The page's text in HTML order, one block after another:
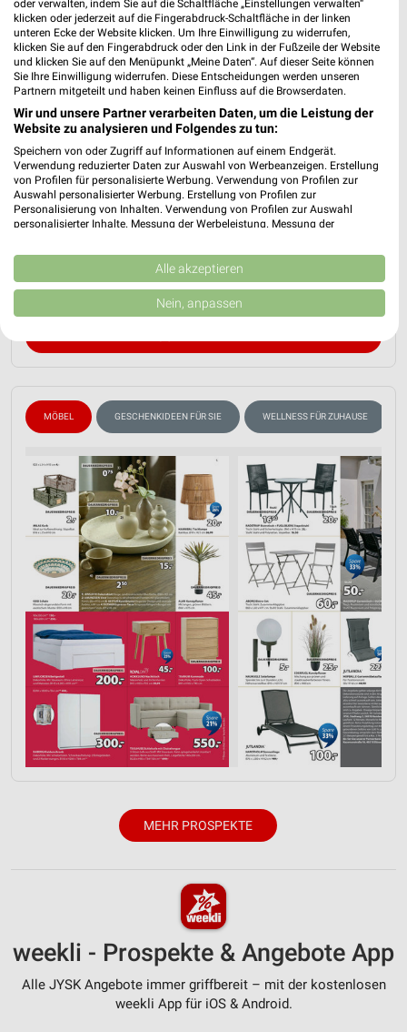
JYSK Prospekt für Duisburg ab So. den
12.07.
Spare bis zu 70%
Gültig von 12. Jul. bis 15. Aug.
📅 Kalendereintrag erstellen
MÖBEL GESCHENKIDEEN FÜR SIE WELLNESS FÜR ZUHAUSE
MEHR PROSPEKTE
weekli - Prospekte & Angebote App
Alle JYSK Angebote immer griffbereit – mit der kostenlosen
weekli App für iOS & Android.
oder verwalten, indem Sie auf die Schaltfläche „Einstellungen verwalten“
klicken oder jederzeit auf die Fingerabdruck-Schaltfläche in der linken
unteren Ecke der Website klicken. Um Ihre Einwilligung zu widerrufen,
klicken Sie auf den Fingerabdruck oder den Link in der Fußzeile der Website
und klicken Sie auf den Menüpunkt „Meine Daten“. Auf dieser Seite können
Sie Ihre Einwilligung widerrufen. Diese Entscheidungen werden unseren
Partnern mitgeteilt und haben keinen Einfluss auf die Browserdaten.
Wir und unsere Partner verarbeiten Daten, um die Leistung der
Website zu analysieren und Folgendes zu tun:
Speichern von oder Zugriff auf Informationen auf einem Endgerät.
Verwendung reduzierter Daten zur Auswahl von Werbeanzeigen. Erstellung
von Profilen für personalisierte Werbung. Verwendung von Profilen zur
Auswahl personalisierter Werbung. Erstellung von Profilen zur
Personalisierung von Inhalten. Verwendung von Profilen zur Auswahl
personalisierter Inhalte. Messung der Werbeleistung. Messung der
Kombinationen von Daten aus verschiedenen Quellen. Entwicklung und
Verbesserung der Angebote. Verwendung reduzierter Daten zur Auswahl
von Inhalten.
Daten können außerhalb der Europäischen Union weitergegeben und in die
USA gesendet werden.
Website/App.
IAB-Verarbeitungszwecke:
auf einem Endgerät
Verwendung reduzierter Daten zur Auswahl von
Werbeanzeigen
Erstellung von Profilen für personalisierte
Werbung
Verwendung von Profilen zur Auswahl
personalisierter Werbung
Erstellung von Profilen zur Personalisierung
von Inhalten
Verwendung von Profilen zur Auswahl
personalisierter Inhalte
Messung der Werbeleistung
Analyse von Zielgruppen durch Statistiken oder
Entwicklung und Verbesserung der Angebote
Verwendung reduzierter Daten zur Auswahl von
Inhalten
IAB-Besonderheiten:
Verwendung genauer Standortdaten
Alle akzeptieren
Nein, anpassen